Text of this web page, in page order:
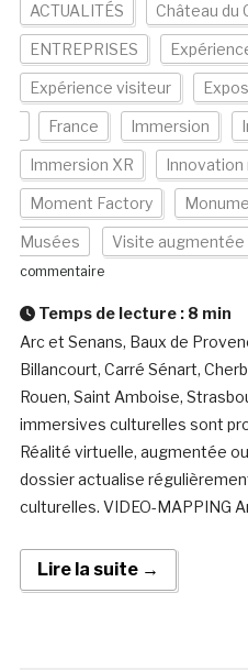
ACTUALITÉS Château du
ENTREPRISES
Expérience visiteur
France Immersion
Immersion XR Innovation
Moment Factory
Musées Visite augmentée
commentaire
Temps de lecture : 8 min
Arc et Senans, Baux de
Billancourt, Carré Sénart,
Rouen, Saint Amboise,
immersives culturelles sont
Réalité virtuelle, augmentée
dossier actualise
culturelles. VIDEO-MAPPING
Lire la suite →